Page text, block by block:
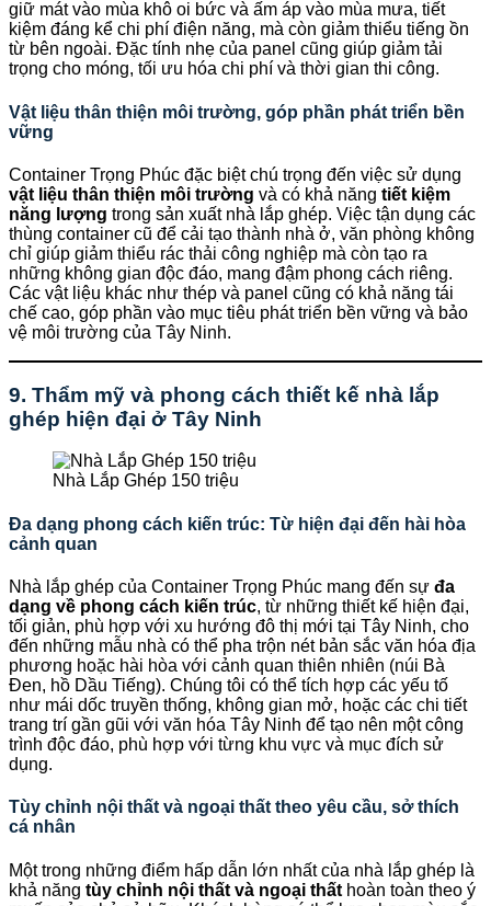
giữ mát vào mùa khô oi bức và ấm áp vào mùa mưa, tiết
kiệm đáng kể chi phí điện năng, mà còn giảm thiểu tiếng ồn
từ bên ngoài. Đặc tính nhẹ của panel cũng giúp giảm tải
trọng cho móng, tối ưu hóa chi phí và thời gian thi công.
Vật liệu thân thiện môi trường, góp phần phát triển bền
vững
Container Trọng Phúc đặc biệt chú trọng đến việc sử dụng
vật liệu thân thiện môi trường và có khả năng tiết kiệm
năng lượng trong sản xuất nhà lắp ghép. Việc tận dụng các
thùng container cũ để cải tạo thành nhà ở, văn phòng không
chỉ giúp giảm thiểu rác thải công nghiệp mà còn tạo ra
những không gian độc đáo, mang đậm phong cách riêng.
Các vật liệu khác như thép và panel cũng có khả năng tái
chế cao, góp phần vào mục tiêu phát triển bền vững và bảo
vệ môi trường của Tây Ninh.
9. Thẩm mỹ và phong cách thiết kế nhà lắp
ghép hiện đại ở Tây Ninh
Nhà Lắp Ghép 150 triệu
Đa dạng phong cách kiến trúc: Từ hiện đại đến hài hòa
cảnh quan
Nhà lắp ghép của Container Trọng Phúc mang đến sự đa
dạng về phong cách kiến trúc, từ những thiết kế hiện đại,
tối giản, phù hợp với xu hướng đô thị mới tại Tây Ninh, cho
đến những mẫu nhà có thể pha trộn nét bản sắc văn hóa địa
phương hoặc hài hòa với cảnh quan thiên nhiên (núi Bà
Đen, hồ Dầu Tiếng). Chúng tôi có thể tích hợp các yếu tố
như mái dốc truyền thống, không gian mở, hoặc các chi tiết
trang trí gần gũi với văn hóa Tây Ninh để tạo nên một công
trình độc đáo, phù hợp với từng khu vực và mục đích sử
dụng.
Tùy chỉnh nội thất và ngoại thất theo yêu cầu, sở thích
cá nhân
Một trong những điểm hấp dẫn lớn nhất của nhà lắp ghép là
khả năng tùy chỉnh nội thất và ngoại thất hoàn toàn theo ý